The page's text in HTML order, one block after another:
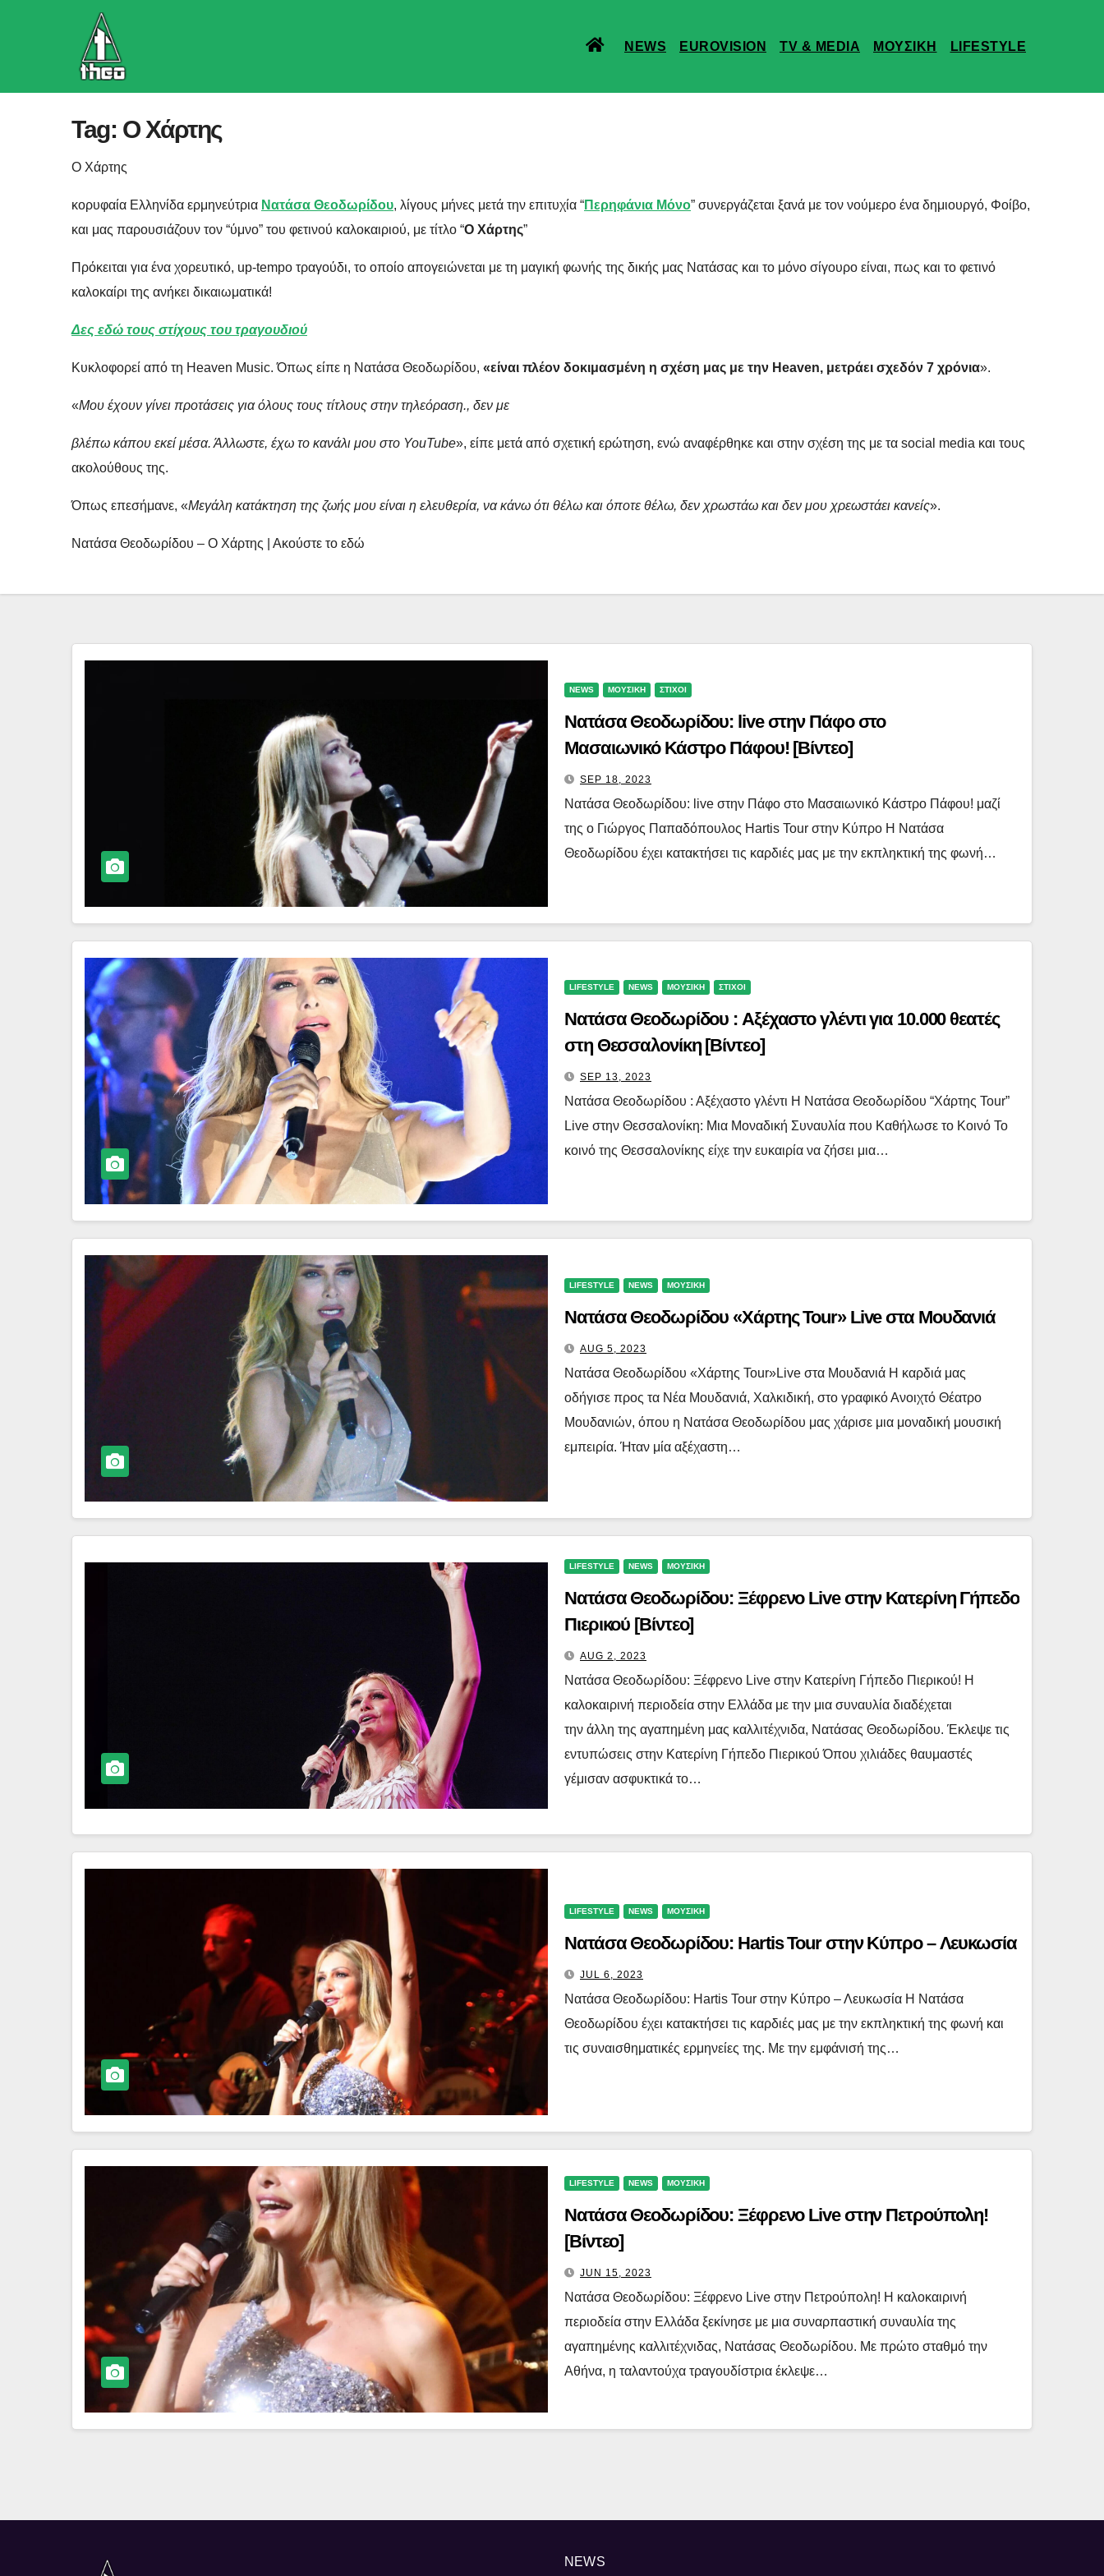
NEWS EUROVISION TV & MEDIA ΜΟΥΣΙΚΗ LIFESTYLE
Tag: Ο Χάρτης
Ο Χάρτης
κορυφαία Ελληνίδα ερμηνεύτρια Νατάσα Θεοδωρίδου, λίγους μήνες μετά την επιτυχία “Περηφάνια Μόνο” συνεργάζεται ξανά με τον νούμερο ένα δημιουργό, Φοίβο,
και μας παρουσιάζουν τον “ύμνο” του φετινού καλοκαιριού, με τίτλο “Ο Χάρτης”
Πρόκειται για ένα χορευτικό, up-tempo τραγούδι, το οποίο απογειώνεται με τη μαγική φωνής της δικής μας Νατάσας και το μόνο σίγουρο είναι, πως και το φετινό
καλοκαίρι της ανήκει δικαιωματικά!
Δες εδώ τους στίχους του τραγουδιού
Κυκλοφορεί από τη Heaven Music. Όπως είπε η Νατάσα Θεοδωρίδου, «είναι πλέον δοκιμασμένη η σχέση μας με την Heaven, μετράει σχεδόν 7 χρόνια».
«Μου έχουν γίνει προτάσεις για όλους τους τίτλους στην τηλεόραση., δεν με
βλέπω κάπου εκεί μέσα. Άλλωστε, έχω το κανάλι μου στο YouTube», είπε μετά από σχετική ερώτηση, ενώ αναφέρθηκε και στην σχέση της με τα social media και τους
ακολούθους της.
Όπως επεσήμανε, «Μεγάλη κατάκτηση της ζωής μου είναι η ελευθερία, να κάνω ότι θέλω και όποτε θέλω, δεν χρωστάω και δεν μου χρεωστάει κανείς».
Νατάσα Θεοδωρίδου – Ο Χάρτης | Ακούστε το εδώ
NEWS ΜΟΥΣΙΚΗ ΣΤΙΧΟΙ
Νατάσα Θεοδωρίδου: live στην Πάφο στο
Μασαιωνικό Κάστρο Πάφου! [Βίντεο]
SEP 18, 2023
Νατάσα Θεοδωρίδου: live στην Πάφο στο Μασαιωνικό Κάστρο Πάφου! μαζί
της ο Γιώργος Παπαδόπουλος Hartis Tour στην Κύπρο Η Νατάσα
Θεοδωρίδου έχει κατακτήσει τις καρδιές μας με την εκπληκτική της φωνή…
LIFESTYLE NEWS ΜΟΥΣΙΚΗ ΣΤΙΧΟΙ
Νατάσα Θεοδωρίδου : Αξέχαστο γλέντι για 10.000 θεατές
στη Θεσσαλονίκη [Βίντεο]
SEP 13, 2023
Νατάσα Θεοδωρίδου : Αξέχαστο γλέντι Η Νατάσα Θεοδωρίδου “Χάρτης Tour”
Live στην Θεσσαλονίκη: Μια Μοναδική Συναυλία που Καθήλωσε το Κοινό Το
κοινό της Θεσσαλονίκης είχε την ευκαιρία να ζήσει μια…
LIFESTYLE NEWS ΜΟΥΣΙΚΗ
Νατάσα Θεοδωρίδου «Χάρτης Tour» Live στα Μουδανιά
AUG 5, 2023
Νατάσα Θεοδωρίδου «Χάρτης Tour»Live στα Μουδανιά Η καρδιά μας
οδήγισε προς τα Νέα Μουδανιά, Χαλκιδική, στο γραφικό Ανοιχτό Θέατρο
Μουδανιών, όπου η Νατάσα Θεοδωρίδου μας χάρισε μια μοναδική μουσική
εμπειρία. Ήταν μία αξέχαστη…
LIFESTYLE NEWS ΜΟΥΣΙΚΗ
Νατάσα Θεοδωρίδου: Ξέφρενο Live στην Κατερίνη Γήπεδο
Πιερικού [Βίντεο]
AUG 2, 2023
Νατάσα Θεοδωρίδου: Ξέφρενο Live στην Κατερίνη Γήπεδο Πιερικού! Η
καλοκαιρινή περιοδεία στην Ελλάδα με την μια συναυλία διαδέχεται
την άλλη της αγαπημένη μας καλλιτέχνιδα, Νατάσας Θεοδωρίδου. Έκλεψε τις
εντυπώσεις στην Κατερίνη Γήπεδο Πιερικού Όπου χιλιάδες θαυμαστές
γέμισαν ασφυκτικά το…
LIFESTYLE NEWS ΜΟΥΣΙΚΗ
Νατάσα Θεοδωρίδου: Hartis Tour στην Κύπρο – Λευκωσία
JUL 6, 2023
Νατάσα Θεοδωρίδου: Hartis Tour στην Κύπρο – Λευκωσία Η Νατάσα
Θεοδωρίδου έχει κατακτήσει τις καρδιές μας με την εκπληκτική της φωνή και
τις συναισθηματικές ερμηνείες της. Με την εμφάνισή της…
LIFESTYLE NEWS ΜΟΥΣΙΚΗ
Νατάσα Θεοδωρίδου: Ξέφρενο Live στην Πετρούπολη!
[Βίντεο]
JUN 15, 2023
Νατάσα Θεοδωρίδου: Ξέφρενο Live στην Πετρούπολη! Η καλοκαιρινή
περιοδεία στην Ελλάδα ξεκίνησε με μια συναρπαστική συναυλία της
αγαπημένης καλλιτέχνιδας, Νατάσας Θεοδωρίδου. Με πρώτο σταθμό την
Αθήνα, η ταλαντούχα τραγουδίστρια έκλεψε…
NEWS